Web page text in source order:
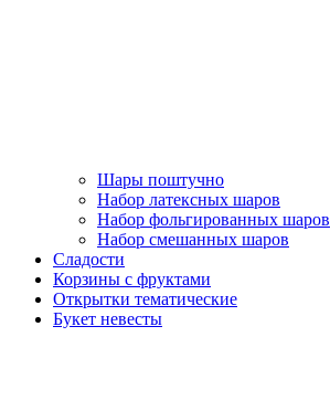
Шары поштучно
Набор латексных шаров
Набор фольгированных шаров
Набор смешанных шаров
Сладости
Корзины с фруктами
Открытки тематические
Букет невесты